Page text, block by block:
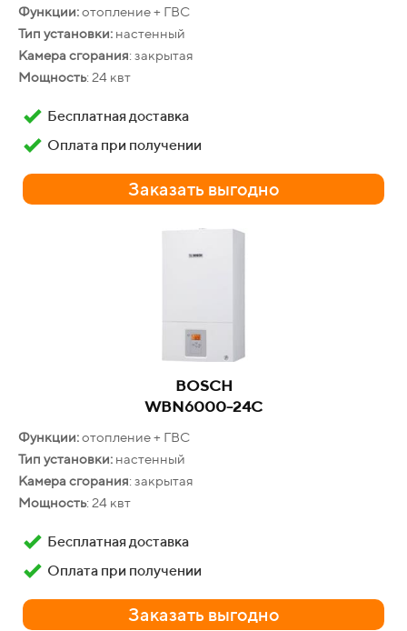
Функции:отопление + ГВС
Тип установки: настенный
Камера сгорания: закрытая
Мощность: 24 квт
Бесплатная доставка
Оплата при получении
Заказать выгодно
BOSCH
WBN6000-24C
Функции:отопление + ГВС
Тип установки: настенный
Камера сгорания: закрытая
Мощность: 24 квт
Бесплатная доставка
Оплата при получении
Заказать выгодно
ЛЕМАКС
ЕВРО-20
Производительность:11 л/мин
Гарантия
: 24 месяца
Бесплатная доставка
Гарантия: 24 месяца
Бесплатная доставка